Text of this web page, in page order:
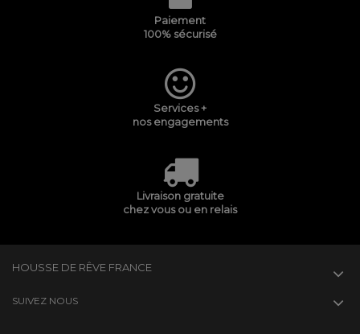
Paiement
100% sécurisé
Services +
nos engagements
Livraison gratuite
chez vous ou en relais
HOUSSE DE RÊVE FRANCE
SUIVEZ NOUS